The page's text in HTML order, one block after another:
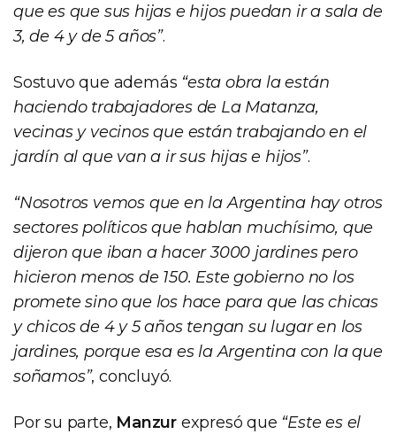
que es que sus hijas e hijos puedan ir a sala de
3, de 4 y de 5 años”.
Sostuvo que además “esta obra la están
haciendo trabajadores de La Matanza,
vecinas y vecinos que están trabajando en el
jardín al que van a ir sus hijas e hijos”.
“Nosotros vemos que en la Argentina hay otros
sectores políticos que hablan muchísimo, que
dijeron que iban a hacer 3000 jardines pero
hicieron menos de 150. Este gobierno no los
promete sino que los hace para que las chicas
y chicos de 4 y 5 años tengan su lugar en los
jardines, porque esa es la Argentina con la que
soñamos”, concluyó.
Por su parte, Manzur expresó que “Este es el